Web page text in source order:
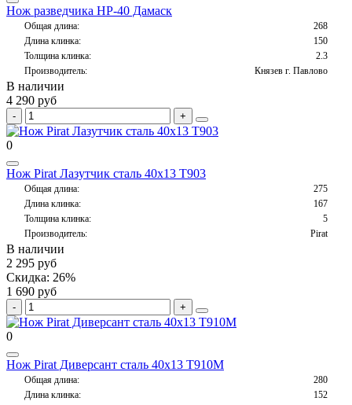
Нож разведчика НР-40 Дамаск
Общая длина:
268
Длина клинка:
150
Толщина клинка:
2.3
Производитель:
Князев г. Павлово
В наличии
4 290 руб
0
Нож Pirat Лазутчик сталь 40х13 T903
Общая длина:
275
Длина клинка:
167
Толщина клинка:
5
Производитель:
Pirat
В наличии
2 295 руб
Скидка: 26%
1 690 руб
0
Нож Pirat Диверсант сталь 40х13 T910M
Общая длина:
280
Длина клинка:
152